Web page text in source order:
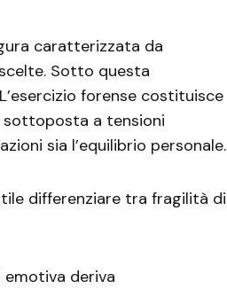
caratterizzata da
Sotto questa
forense costituisce
sottoposta a tensioni
sia l’equilibrio personale.
differenziare tra fragilità di
emotiva deriva